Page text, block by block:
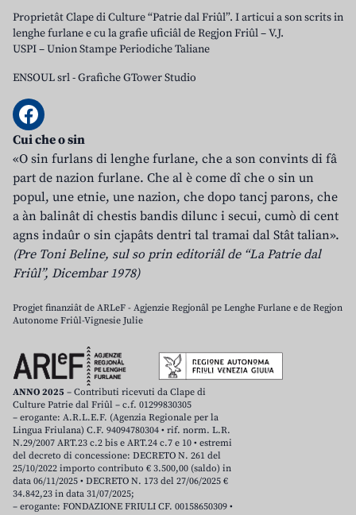
Proprietât Clape di Culture “Patrie dal Friûl”. I articui a son scrits in
lenghe furlane e cu la grafie uficiâl de Regjon Friûl – V.J.
USPI – Union Stampe Periodiche Taliane
ENSOUL srl-Grafiche GTower Studio
Cui che o sin
«O sin furlans di lenghe furlane, che a son convints di fâ
part de nazion furlane. Che al è come dî che o sin un
popul, une etnie, une nazion, che dopo tancj parons, che
a àn balinât di chestis bandis dilunc i secui, cumò di cent
agns indaûr o sin cjapâts dentri tal tramai dal Stât talian».
(Pre Toni Beline, sul so prin editoriâl de “La Patrie dal
Friûl”, Dicembar 1978)
Progjet finanziât de ARLeF - Agjenzie Regjonâl pe Lenghe Furlane e de Regjon
Autonome Friûl-Vignesie Julie
ANNO 2025 – Contributi ricevuti da Clape di
Culture Patrie dal Friûl – c.f. 01299830305
– erogante: A.R.L.E.F. (Agenzia Regionale per la
Lingua Friulana) C.F. 94094780304 • rif. norm. L.R.
N.29/2007 ART.23 c.2 bis e ART.24 c.7 e 10 • estremi
del decreto di concessione: DECRETO N. 261 del
25/10/2022 importo contributo € 3.500,00 (saldo) in
data 06/11/2025 • DECRETO N. 173 del 27/06/2025 €
34.842,23 in data 31/07/2025;
– erogante: FONDAZIONE FRIULI CF. 00158650309 •